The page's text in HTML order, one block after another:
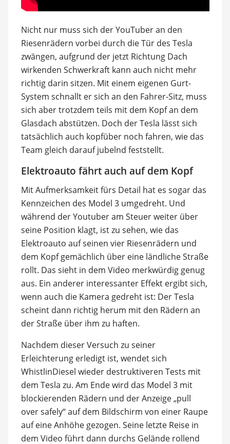
Nicht nur muss sich der YouTuber an den
Riesenrädern vorbei durch die Tür des Tesla
zwängen, aufgrund der jetzt Richtung Dach
wirkenden Schwerkraft kann auch nicht mehr
richtig darin sitzen. Mit einem eigenen Gurt-
System schnallt er sich an den Fahrer-Sitz, muss
sich aber trotzdem teils mit dem Kopf an dem
Glasdach abstützen. Doch der Tesla lässt sich
tatsächlich auch kopfüber noch fahren, wie das
Team gleich darauf jubelnd feststellt.
Elektroauto fährt auch auf dem Kopf
Mit Aufmerksamkeit fürs Detail hat es sogar das
Kennzeichen des Model 3 umgedreht. Und
während der Youtuber am Steuer weiter über
seine Position klagt, ist zu sehen, wie das
Elektroauto auf seinen vier Riesenrädern und
dem Kopf gemächlich über eine ländliche Straße
rollt. Das sieht in dem Video merkwürdig genug
aus. Ein anderer interessanter Effekt ergibt sich,
wenn auch die Kamera gedreht ist: Der Tesla
scheint dann richtig herum mit den Rädern an
der Straße über ihm zu haften.
Nachdem dieser Versuch zu seiner
Erleichterung erledigt ist, wendet sich
WhistlinDiesel wieder destruktiveren Tests mit
dem Tesla zu. Am Ende wird das Model 3 mit
blockierenden Rädern und der Anzeige „pull
over safely“ auf dem Bildschirm von einer Raupe
auf eine Anhöhe gezogen. Seine letzte Reise in
dem Video führt dann durchs Gelände rollend